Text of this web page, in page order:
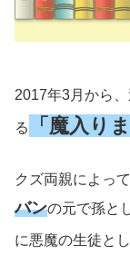
2017年3月から
る 「魔入り
クズ両親によっ
バンの元で孫と
に悪魔の生徒と